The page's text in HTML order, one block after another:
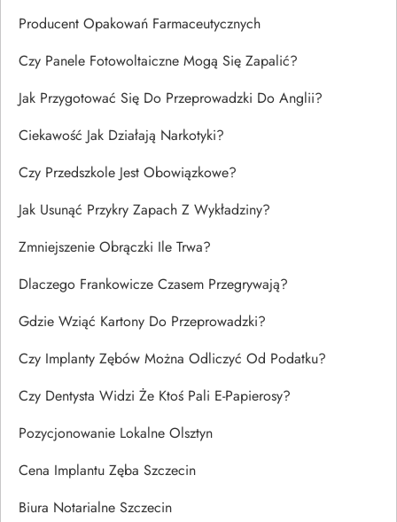
Producent Opakowań Farmaceutycznych
Czy Panele Fotowoltaiczne Mogą Się Zapalić?
Jak Przygotować Się Do Przeprowadzki Do Anglii?
Ciekawość Jak Działają Narkotyki?
Czy Przedszkole Jest Obowiązkowe?
Jak Usunąć Przykry Zapach Z Wykładziny?
Zmniejszenie Obrączki Ile Trwa?
Dlaczego Frankowicze Czasem Przegrywają?
Gdzie Wziąć Kartony Do Przeprowadzki?
Czy Implanty Zębów Można Odliczyć Od Podatku?
Czy Dentysta Widzi Że Ktoś Pali E-Papierosy?
Pozycjonowanie Lokalne Olsztyn
Cena Implantu Zęba Szczecin
Biura Notarialne Szczecin